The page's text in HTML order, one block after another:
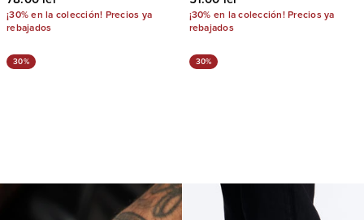
Baseball
¡30% en la colección! Precios ya
rebajados
¡30% en la colección! Precios ya
rebajados
30% 30%